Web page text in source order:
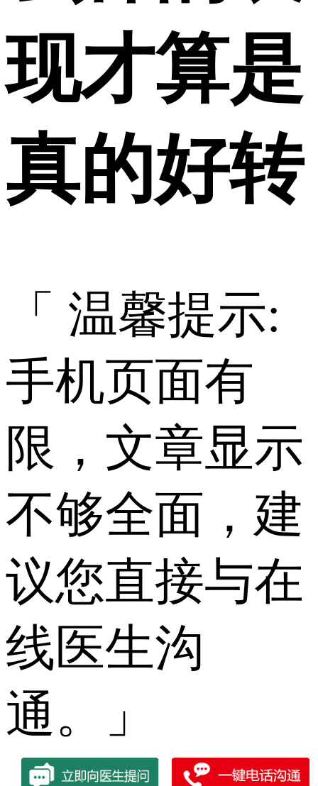
现才算是
真的好转
「 温馨提示:
手机页面有
限，文章显示
不够全面，建
议您直接与在
线医生沟
通。」